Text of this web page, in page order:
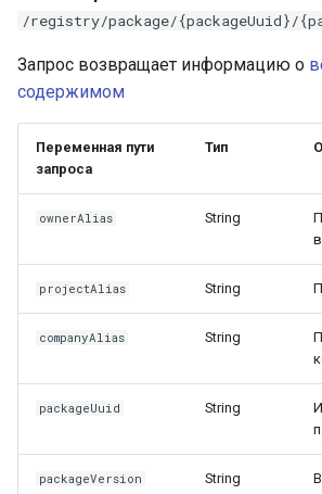
/registry/package/{packageUuid}/
Запрос возвращает информацию о
содержимом
Переменная пути
запроса
Тип
ownerAlias String
projectAlias String
companyAlias String
packageUuid String
packageVersion String